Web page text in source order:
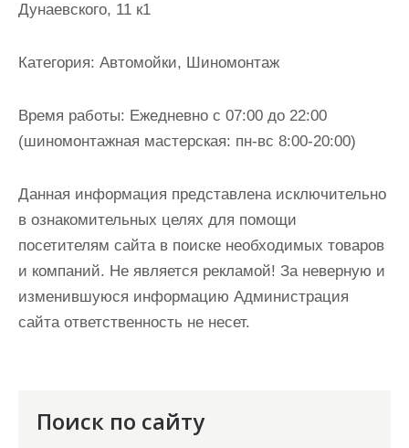
Дунаевского, 11 к1
Категория: Автомойки, Шиномонтаж
Время работы: Ежедневно с 07:00 до 22:00
(шиномонтажная мастерская: пн-вс 8:00-20:00)
Данная информация представлена исключительно
в ознакомительных целях для помощи
посетителям сайта в поиске необходимых товаров
и компаний. Не является рекламой! За неверную и
изменившуюся информацию Администрация
сайта ответственность не несет.
Поиск по сайту